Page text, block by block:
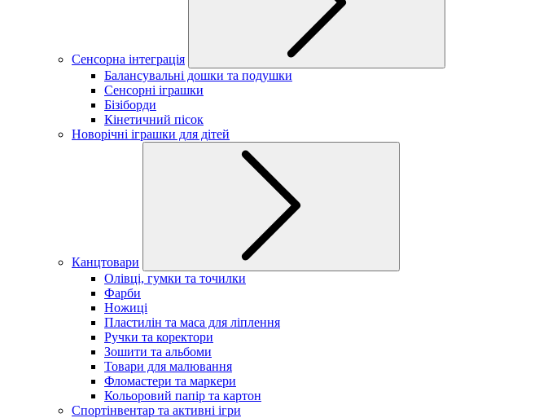
Сенсорна інтеграція
Балансувальні дошки та подушки
Сенсорні іграшки
Бізіборди
Кінетичний пісок
Новорічні іграшки для дітей
Канцтовари
Олівці, гумки та точилки
Фарби
Ножиці
Пластилін та маса для ліплення
Ручки та коректори
Зошити та альбоми
Товари для малювання
Фломастери та маркери
Кольоровий папір та картон
Спортінвентар та активні ігри